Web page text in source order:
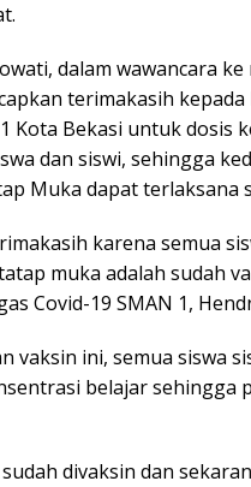
dalam wawancara ke
terimakasih kepada
Kota Bekasi untuk dosis
dan siswi, sehingga
Muka dapat terlaksana
karena semua
muka adalah sudah
Covid-19 SMAN 1,
vaksin ini, semua siswa
belajar sehingga
divaksin dan